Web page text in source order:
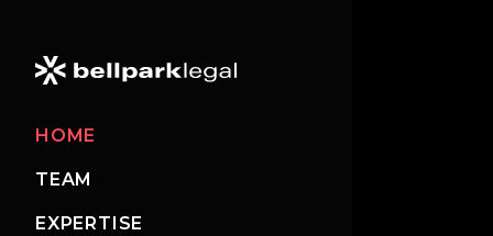
HOME
TEAM
EXPERTISE